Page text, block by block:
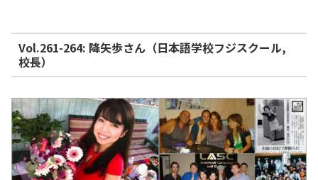
Vol.261-264: 降矢歩さん（日本語学校フジスクール,
校長）